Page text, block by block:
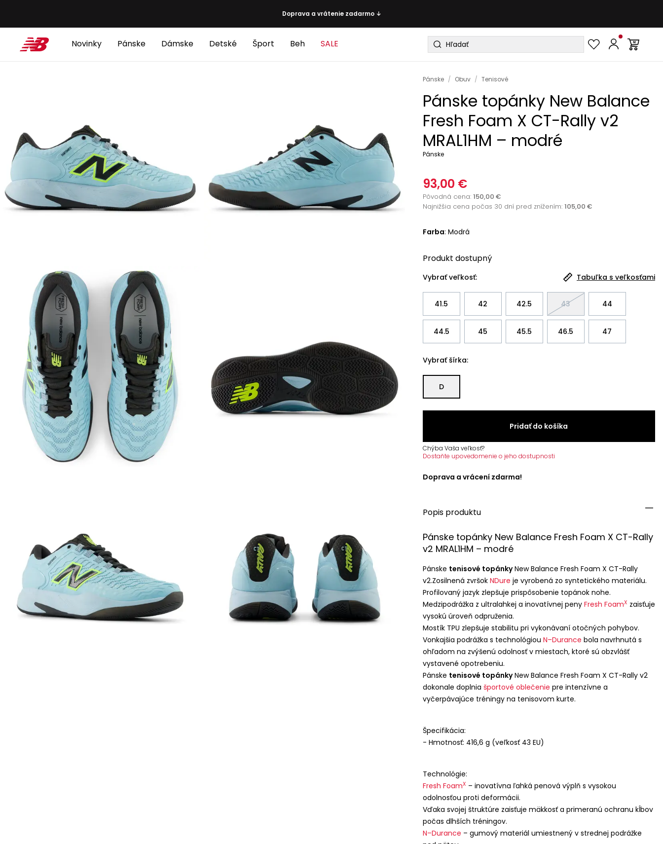
Doprava a vrátenie zadarmo ↓
Novinky Pánske Dámske Detské Šport Beh SALE
Pánske / Obuv / Tenisové
Pánske topánky New Balance
Fresh Foam X CT-Rally v2
MRAL1HM – modré
Pánske
93,00 €
Pôvodná cena: 150,00 €
Najnižšia cena počas 30 dní pred znížením: 105,00 €
Farba: Modrá
Produkt dostupný
Vybrať veľkosť: Tabuľka s veľkosťami
41.5 42 42.5 43 44
44.5 45 45.5 46.5 47
Vybrať šírka:
D
Pridať do košíka
Chýba Vaša veľkosť?
Dostaňte upovedomenie o jeho dostupnosti
Doprava a vrácení zdarma!
Popis produktu
Pánske topánky New Balance Fresh Foam X CT-Rally
v2 MRAL1HM – modré
Pánske tenisové topánkyNew Balance Fresh Foam X CT-Rally
v2.Zosilnená zvršok NDure je vyrobená zo syntetického materiálu.
Profilovaný jazyk zlepšuje prispôsobenie topánok nohe.
Medzipodrážka z ultralahkej a inovatívnej peny Fresh FoamX zaisťuje
vysokú úroveň odpruženia.
Mostík TPU zlepšuje stabilitu pri vykonávaní otočných pohybov.
Vonkajšia podrážka s technológiou N–Durance bola navrhnutá s
ohľadom na zvýšenú odolnosť v miestach, ktoré sú obzvlášť
vystavené opotrebeniu.
Pánske tenisové topánkyNew Balance Fresh Foam X CT-Rally v2
dokonale doplnia športové oblečenie pre intenzívne a
vyčerpávajúce tréningy na tenisovom kurte.
Špecifikácia:
- Hmotnosť: 416,6 g (veľkosť 43 EU)
Technológie:
Fresh FoamX – inovatívna ľahká penová výplň s vysokou
odolnosťou proti deformácii.
Vďaka svojej štruktúre zaisťuje mäkkosť a primeranú ochranu kĺbov
počas dlhších tréningov.
N–Durance – gumový materiál umiestnený v strednej podrážke